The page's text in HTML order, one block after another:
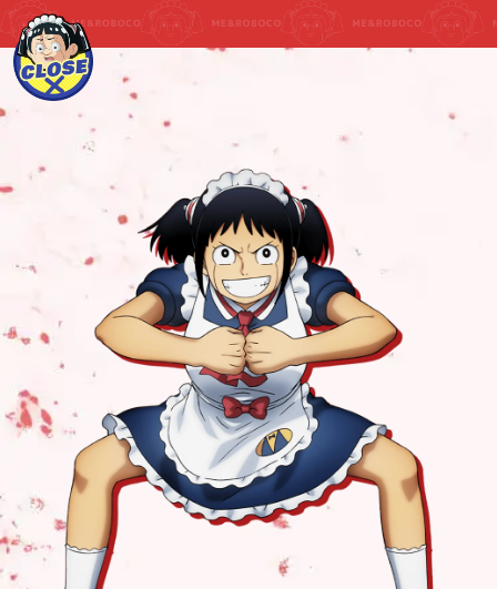
松尾 駿
（チョコレートプラネット）
田中真弓 千葉繁
上坂すみれ 野沢雅子